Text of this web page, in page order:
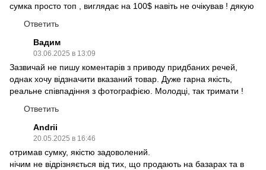
сумка просто топ , виглядає на 100$ навіть не очікував ! дякую
Ответить
Вадим
03.06.2025 в 13:09
Зазвичай не пишу коментарів з приводу придбаних речей,
однак хочу відзначити вказаний товар. Дуже гарна якість,
реальне співпадіння з фотографією. Молодці, так тримати !
Ответить
Andrii
20.05.2025 в 16:46
отримав сумку, якістю задоволений.
нічим не відрізняється від тих, що продають на базарах та в